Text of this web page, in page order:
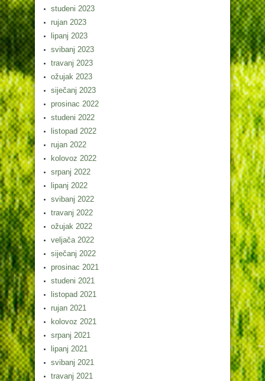
studeni 2023
rujan 2023
lipanj 2023
svibanj 2023
travanj 2023
ožujak 2023
siječanj 2023
prosinac 2022
studeni 2022
listopad 2022
rujan 2022
kolovoz 2022
srpanj 2022
lipanj 2022
svibanj 2022
travanj 2022
ožujak 2022
veljača 2022
siječanj 2022
prosinac 2021
studeni 2021
listopad 2021
rujan 2021
kolovoz 2021
srpanj 2021
lipanj 2021
svibanj 2021
travanj 2021